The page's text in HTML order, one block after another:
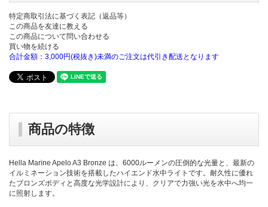
特定商取引法に基づく表記（返品等）
この商品を友達に教える
この商品について問い合わせる
買い物を続ける
合計金額：3,000円(税抜き)未満のご注文は代引き配送となります
商品の特徴
Hella Marine Apelo A3 Bronze は、6000ルーメンの圧倒的な光量と、最新の
イルミネーション技術を搭載したハイエンド水中ライトです。耐久性に優れ
たブロンズボディと高度な光学設計により、クリアで力強い光を水中へ均一
に照射します。